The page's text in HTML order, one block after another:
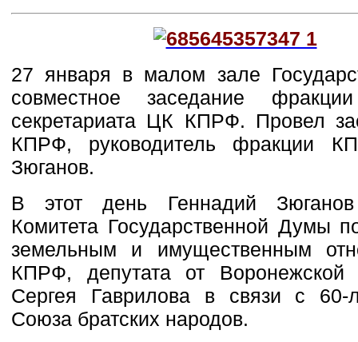
27 января в малом зале
совместное заседание
секретариата ЦК КПРФ. Провел
КПРФ, руководитель фракции
Зюганов.
В этот день Геннадий Зюганов
Комитета Государственной Думы
земельным и имущественным
КПРФ, депутата от Воронежской
Сергея Гаврилова в связи с
Союза братских народов.